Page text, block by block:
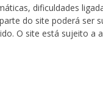
dificuldades
do site poderá ser
O site está sujeito a